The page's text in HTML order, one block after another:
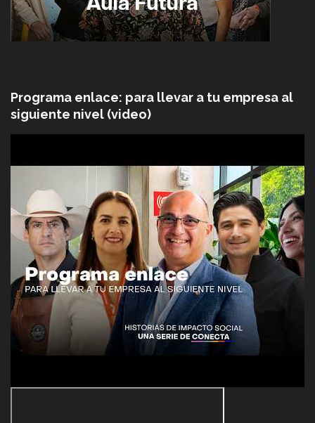
Programa enlace: para llevar a tu empresa al
siguiente nivel (video)